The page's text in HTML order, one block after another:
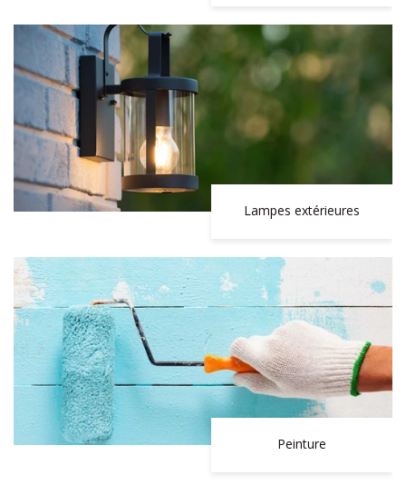
Lampes extérieures
Peinture